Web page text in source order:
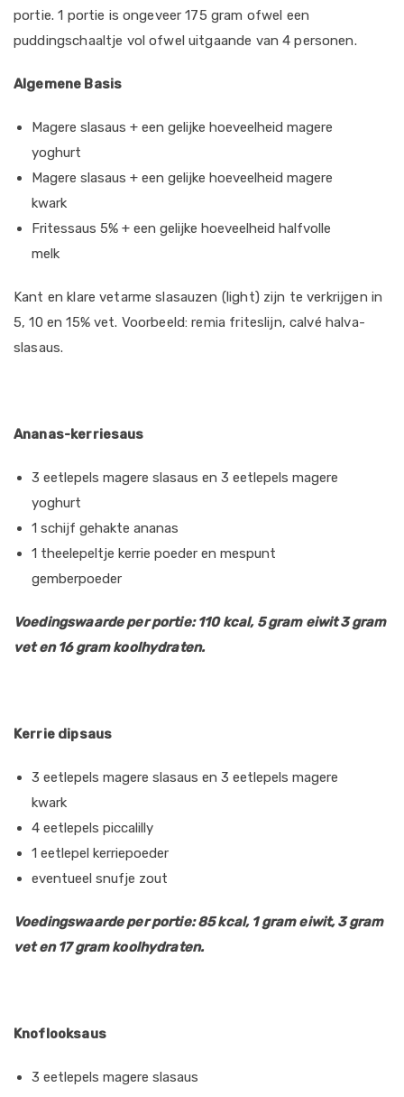
portie. 1 portie is ongeveer 175 gram ofwel een
puddingschaaltje vol ofwel uitgaande van 4 personen.
Algemene Basis
Magere slasaus + een gelijke hoeveelheid magere
yoghurt
Magere slasaus + een gelijke hoeveelheid magere
kwark
Fritessaus 5% + een gelijke hoeveelheid halfvolle
melk
Kant en klare vetarme slasauzen (light) zijn te verkrijgen in
5, 10 en 15% vet. Voorbeeld: remia friteslijn, calvé halva-
slasaus.
Ananas-kerriesaus
3 eetlepels magere slasaus en 3 eetlepels magere
yoghurt
1 schijf gehakte ananas
1 theelepeltje kerrie poeder en mespunt
gemberpoeder
Voedingswaarde per portie: 110 kcal, 5 gram eiwit 3 gram
vet en 16 gram koolhydraten.
Kerrie dipsaus
3 eetlepels magere slasaus en 3 eetlepels magere
kwark
4 eetlepels piccalilly
1 eetlepel kerriepoeder
eventueel snufje zout
Voedingswaarde per portie: 85 kcal, 1 gram eiwit, 3 gram
vet en 17 gram koolhydraten.
Knoflooksaus
3 eetlepels magere slasaus